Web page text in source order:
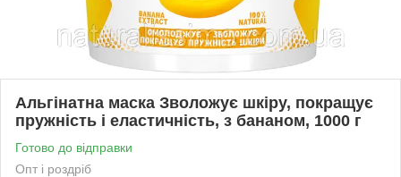
Альгінатна маска Зволожує шкіру, покращує
пружність і еластичність, з бананом, 1000 г
Готово до відправки
Опт і роздріб